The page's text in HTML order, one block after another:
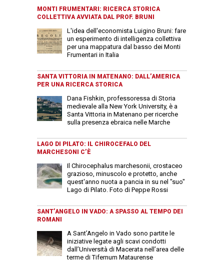
MONTI FRUMENTARI: RICERCA STORICA
COLLETTIVA AVVIATA DAL PROF. BRUNI
L'idea dell'economista Luigino Bruni: fare
un esperimento di intelligenza collettiva
per una mappatura dal basso dei Monti
Frumentari in Italia
SANTA VITTORIA IN MATENANO: DALL’AMERICA
PER UNA RICERCA STORICA
Dana Fishkin, professoressa di Storia
medievale alla New York University, è a
Santa Vittoria in Matenano per ricerche
sulla presenza ebraica nelle Marche
LAGO DI PILATO: IL CHIROCEFALO DEL
MARCHESONI C’È
Il Chirocephalus marchesonii, crostaceo
grazioso, minuscolo e protetto, anche
quest'anno nuota a pancia in su nel "suo"
Lago di Pilato. Foto di Peppe Rossi
SANT’ANGELO IN VADO: A SPASSO AL TEMPO DEI
ROMANI
A Sant’Angelo in Vado sono partite le
iniziative legate agli scavi condotti
dall’Università di Macerata nell’area delle
terme di Tifernum Mataurense